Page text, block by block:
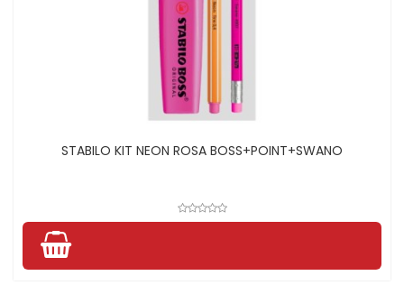
STABILO KIT NEON ROSA BOSS+POINT+SWANO